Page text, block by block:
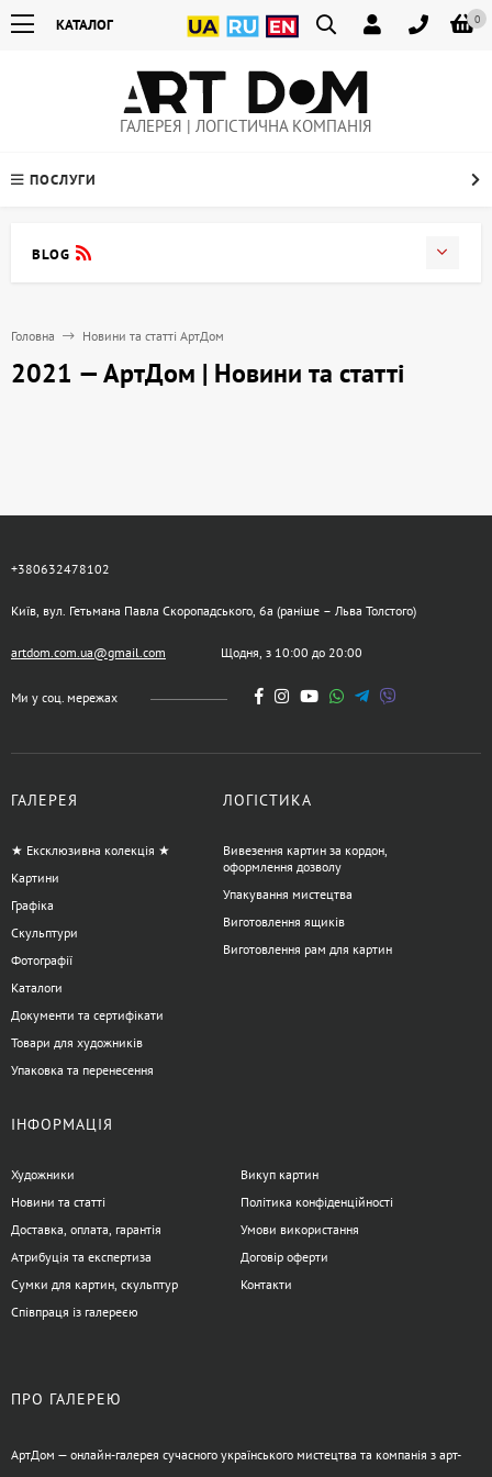
0
КАТАЛОГ
ГАЛЕРЕЯ | ЛОГІСТИЧНА КОМПАНІЯ
ПОСЛУГИ
Головна Новини та статті АртДом
2021 — АртДом | Новини та статті
BLOG
+380632478102
Київ, вул. Гетьмана Павла Скоропадського, 6а (раніше – Льва Толстого)
artdom.com.ua@gmail.com Щодня, з 10:00 до 20:00
Ми у соц. мережах
ГАЛЕРЕЯ
★ Ексклюзивна колекція ★
Картини
Графіка
Скульптури
Фотографії
Каталоги
Документи та сертифікати
Товари для художників
Упаковка та перенесення
ЛОГІСТИКА
Вивезення картин за кордон,
оформлення дозволу
Упакування мистецтва
Виготовлення ящиків
Виготовлення рам для картин
ІНФОРМАЦІЯ
Художники
Новини та статті
Доставка, оплата, гарантія
Атрибуція та експертиза
Сумки для картин, скульптур
Співпраця із галереєю
Викуп картин
Політика конфіденційності
Умови використання
Договір оферти
Контакти
ПРО ГАЛЕРЕЮ
АртДом — онлайн-галерея сучасного українського мистецтва та компанія з арт-